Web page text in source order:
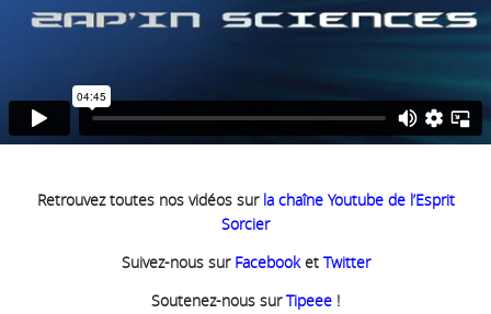
Retrouvez toutes nos vidéos sur la chaîne Youtube de l’Esprit
Sorcier
Suivez-nous sur Facebooket Twitter
Soutenez-nous surTipeee !